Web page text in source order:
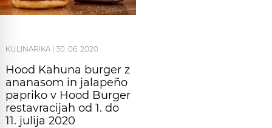
KULINARIKA 30. 06. 2020
Hood Kahuna burger z
ananasom in jalapeño
papriko v Hood Burger
restavracijah od 1. do
11. julija 2020